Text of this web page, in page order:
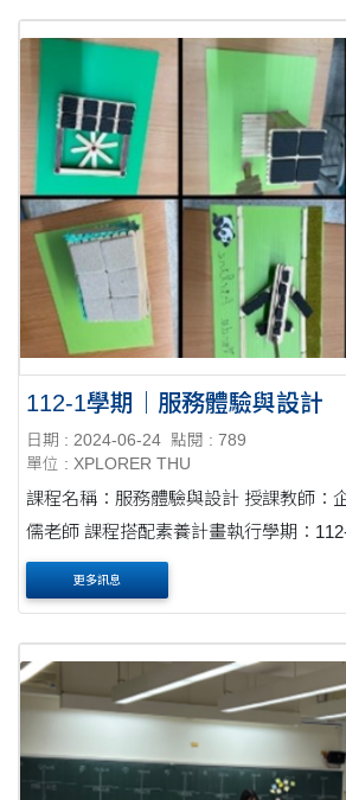
112-1學期｜服務體驗與設計
日期 : 2024-06-24 點閱 : 789
單位 : XPLORER THU
課程名稱：服務體驗與設計 授課教師：企管系吳祉芸、莊承
儒老師 課程搭配素養計畫執行學期：112-1學期 # 特別挑選
一個貼近學生日常生活的服務業為實例，
際的服務素材，並增....
更多訊息